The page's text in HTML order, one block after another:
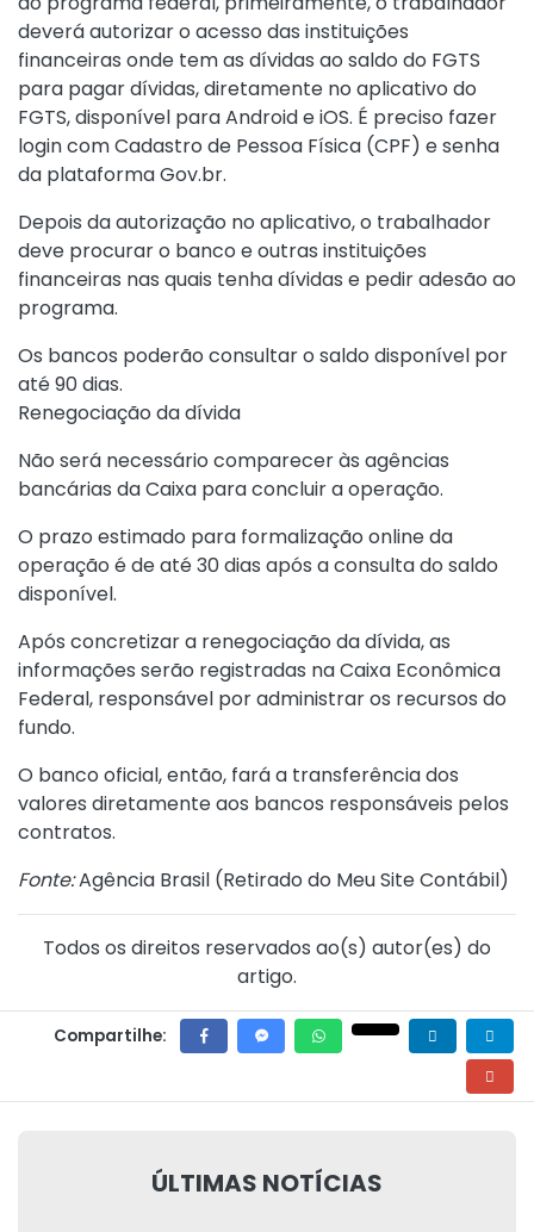
deverá autorizar o acesso das instituições
financeiras onde tem as dívidas ao saldo do FGTS
para pagar dívidas, diretamente no aplicativo do
FGTS, disponível para Android e iOS. É preciso fazer
login com Cadastro de Pessoa Física (CPF) e senha
da plataforma Gov.br.
Depois da autorização no aplicativo, o trabalhador
deve procurar o banco e outras instituições
financeiras nas quais tenha dívidas e pedir adesão ao
programa.
Os bancos poderão consultar o saldo disponível por
até 90 dias.
Renegociação da dívida
Não será necessário comparecer às agências
bancárias da Caixa para concluir a operação.
O prazo estimado para formalização online da
operação é de até 30 dias após a consulta do saldo
disponível.
Após concretizar a renegociação da dívida, as
informações serão registradas na Caixa Econômica
Federal, responsável por administrar os recursos do
fundo.
O banco oficial, então, fará a transferência dos
valores diretamente aos bancos responsáveis pelos
contratos.
Fonte:Agência Brasil (Retirado do Meu Site Contábil)
Todos os direitos reservados ao(s) autor(es) do
artigo.
Compartilhe:
ÚLTIMAS NOTÍCIAS